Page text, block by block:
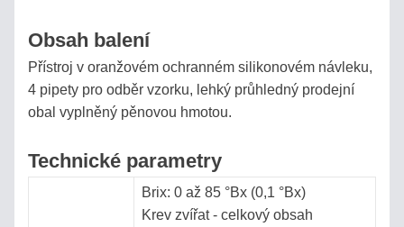
Obsah balení
Přístroj v oranžovém ochranném silikonovém návleku,
4 pipety pro odběr vzorku, lehký průhledný prodejní
obal vyplněný pěnovou hmotou.
Technické parametry
Brix: 0 až 85 °Bx (0,1 °Bx)
Krev zvířat - celkový obsah
VÝPOČET
ROZTOKU
ROZTOKU